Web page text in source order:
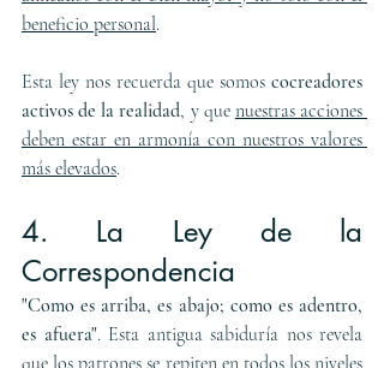
beneficio personal.
Esta ley nos recuerda que somos cocreadores
activos de la realidad, y que nuestras acciones
deben estar en armonía con nuestros valores
más elevados.
4. La Ley de la
Correspondencia
"Como es arriba, es abajo; como es adentro,
es afuera". Esta antigua sabiduría nos revela
que los patrones se repiten en todos los niveles